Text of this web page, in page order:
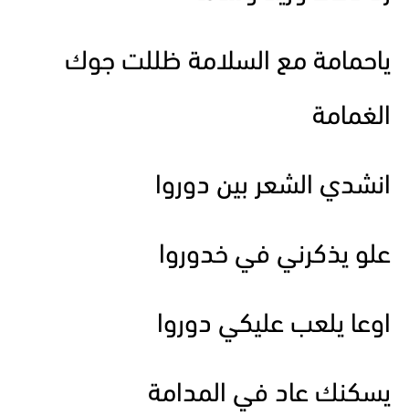
ياحمامة مع السلامة ظللت جوك
الغمامة
انشدي الشعر بين دوروا
علو يذكرني في خدوروا
اوعا يلعب عليكي دوروا
يسكنك عاد في المدامة